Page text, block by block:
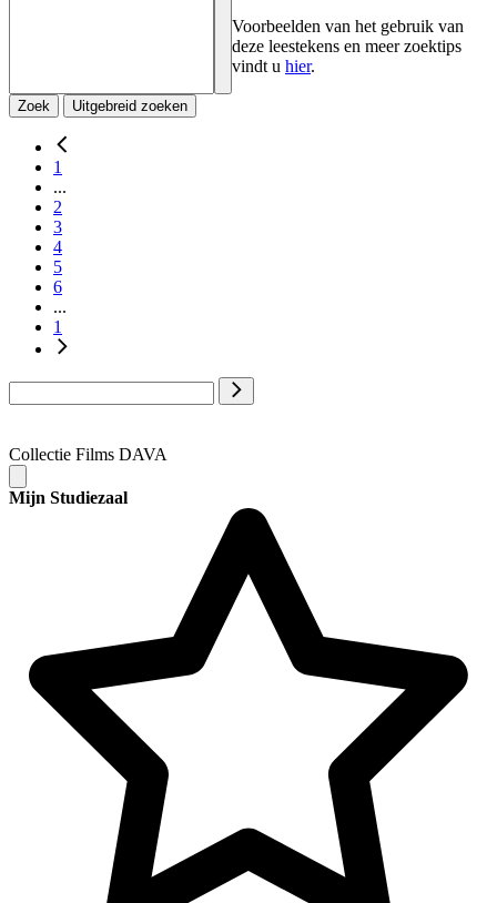
Voorbeelden van het gebruik van
deze leestekens en meer zoektips
vindt u hier.
Zoek Uitgebreid zoeken
1
...
2
3
4
5
6
...
1
Collectie Films DAVA
Mijn Studiezaal